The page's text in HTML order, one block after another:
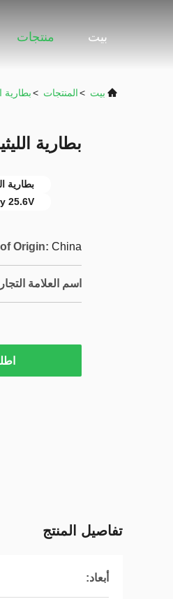
بيت منتجات
بيت >المنتجات >بطارية
بطارية الليثيوم 48 فولت 105 أيه إيه بطارية
بطارية
25.6V
Origin: China
اسم العلامة
تفاصيل المنتج
أبعاد: